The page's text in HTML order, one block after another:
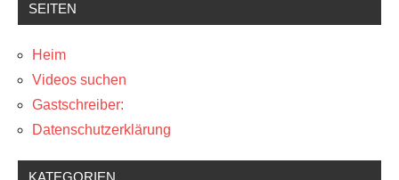
SEITEN
Heim
Videos suchen
Gastschreiber:
Datenschutzerklärung
KATEGORIEN